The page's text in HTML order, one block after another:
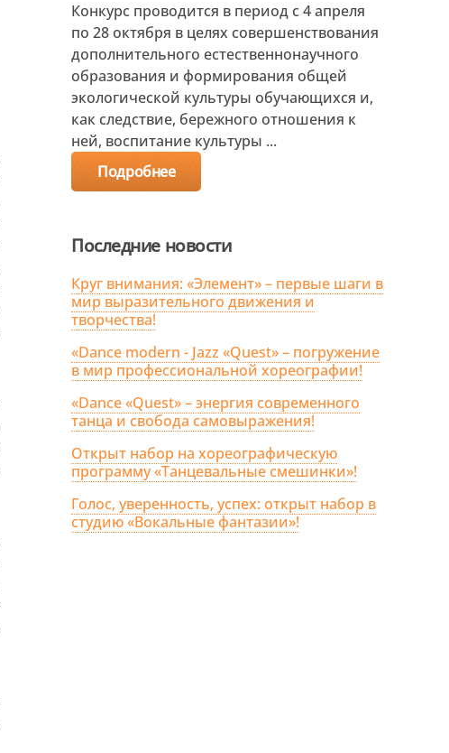
Конкурс проводится в период с 4 апреля
по 28 октября в целях совершенствования
дополнительного естественнонаучного
образования и формирования общей
экологической культуры обучающихся и,
как следствие, бережного отношения к
ней, воспитание культуры ...
Подробнее
Последние новости
Круг внимания: «Элемент» – первые шаги в
мир выразительного движения и
творчества!
«Dance modern - Jazz «Quest» – погружение
в мир профессиональной хореографии!
«Dance «Quest» – энергия современного
танца и свобода самовыражения!
Открыт набор на хореографическую
программу «Танцевальные смешинки»!
Голос, уверенность, успех: открыт набор в
студию «Вокальные фантазии»!